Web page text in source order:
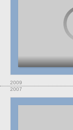
2009
2007